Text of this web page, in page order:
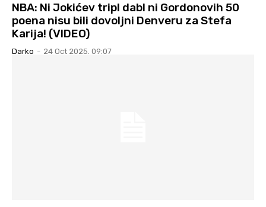
NBA: Ni Jokićev tripl dabl ni Gordonovih 50
poena nisu bili dovoljni Denveru za Stefa
Karija! (VIDEO)
Darko - 24 Oct 2025. 09:07